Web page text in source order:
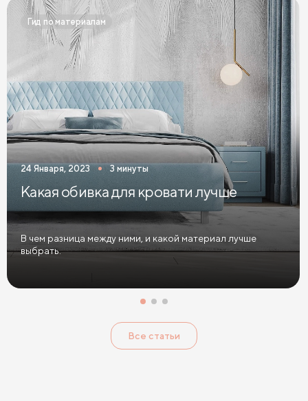
Односпальные кровати белого цвета
Односпальные кровати голубого цвета
Односпальные кровати цвета графит
Односпальные кровати желтого цвета
Односпальные кровати зеленого цвета
Односпальные кровати коричневого цвета
Односпальные кровати красного цвета
Односпальные кровати розового цвета
Односпальные кровати фиолетового цвета
Гид по материалам
24 Января, 2023 3 минуты
Какая обивка для кровати лучше
В чем разница между ними, и какой материал лучше
выбрать.
Все статьи